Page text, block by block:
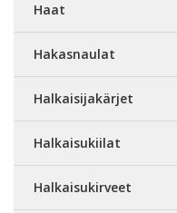
Haat
Hakasnaulat
Halkaisijakärjet
Halkaisukiilat
Halkaisukirveet